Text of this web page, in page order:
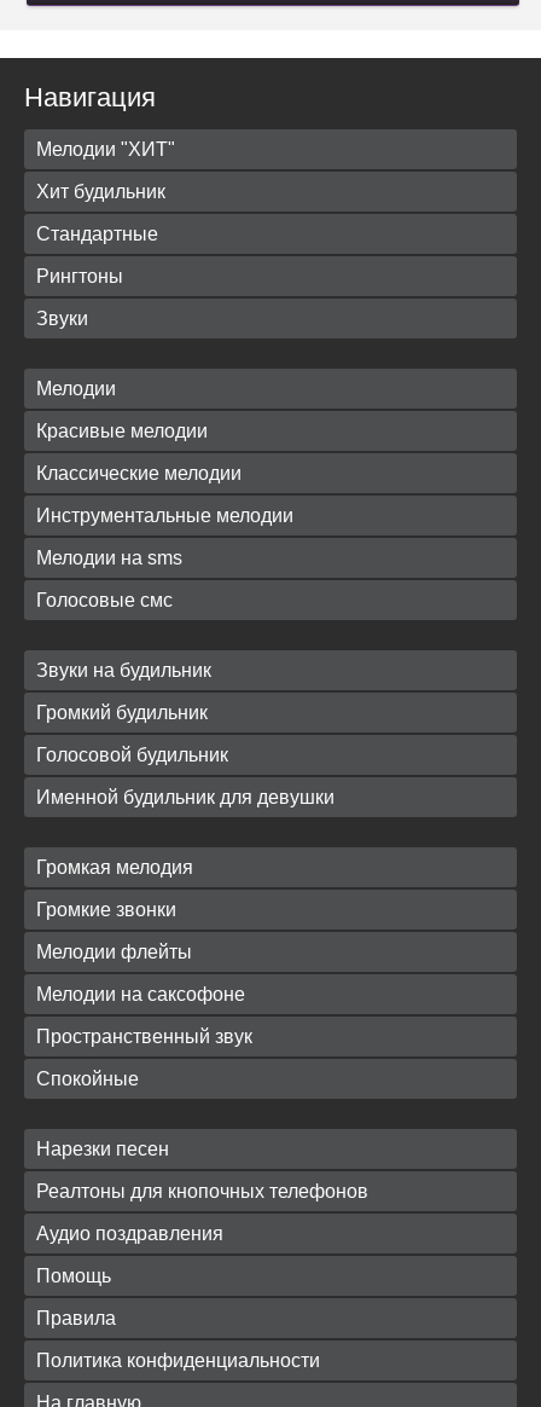
Навигация
Мелодии "ХИТ"
Хит будильник
Стандартные
Рингтоны
Звуки
Мелодии
Красивые мелодии
Классические мелодии
Инструментальные мелодии
Мелодии на sms
Голосовые смс
Звуки на будильник
Громкий будильник
Голосовой будильник
Именной будильник для девушки
Громкая мелодия
Громкие звонки
Мелодии флейты
Мелодии на саксофоне
Пространственный звук
Спокойные
Нарезки песен
Реалтоны для кнопочных телефонов
Аудио поздравления
Помощь
Правила
Политика конфиденциальности